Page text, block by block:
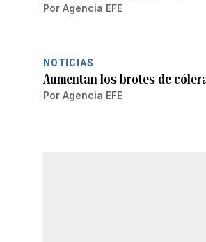
Por Agencia EFE
NOTICIAS
Aumentan los brotes de
Por Agencia EFE